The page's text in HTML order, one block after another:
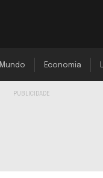
Mundo Economia